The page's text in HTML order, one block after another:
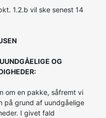
1.2.b vil ske senest 14
OG
om en pakke, såfremt vi
på grund af uundgåelige
I givet fald